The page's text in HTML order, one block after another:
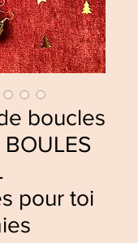
boucles
pour toi